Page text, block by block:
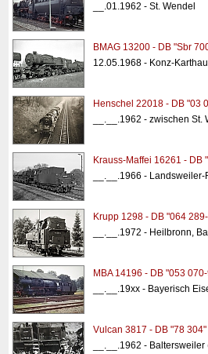
__.01.1962 - St. Wendel
BMAG 13200 - DB "Sbr
12.05.1968 - Konz-
Henschel 22018 - DB "03
__.__.1962 - zwischen
Krauss-Maffei 16261 - DB
__.__.1966 -
Krupp 1298 - DB "064
__.__.1972 - Heilbronn,
MBA 14196 - DB "053
__.__.19xx - Bayerisch
Vulcan 3817 - DB "78 304"
__.__.1962 - Baltersweiler